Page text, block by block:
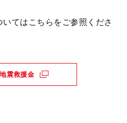
てはこちらをご参照くださ
震救援金